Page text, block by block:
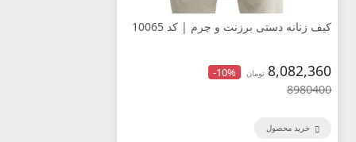
کیف زنانه دستی برزنت و چرم | کد 10065
8,082,360 تومان -10%
8980400
خرید محصول